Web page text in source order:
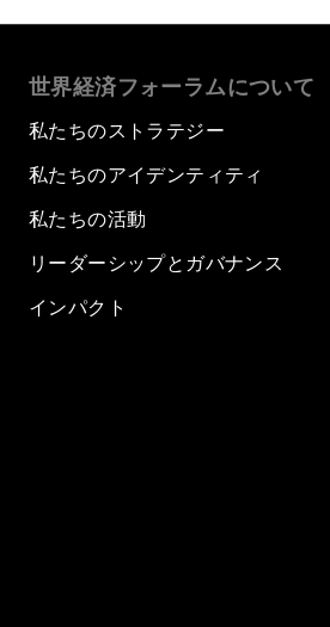
世界経済フォーラムについて
私たちのストラテジー
私たちのアイデンティティ
私たちの活動
リーダーシップとガバナンス
インパクト